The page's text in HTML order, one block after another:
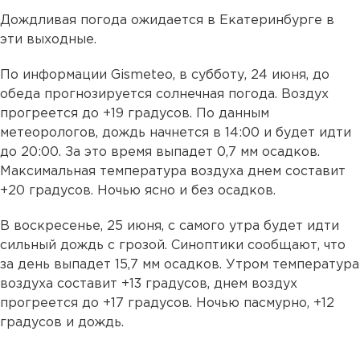
Дождливая погода ожидается в Екатеринбурге в
эти выходные.
По информации Gismeteo, в субботу, 24 июня, до
обеда прогнозируется солнечная погода. Воздух
прогреется до +19 градусов. По данным
метеорологов, дождь начнется в 14:00 и будет идти
до 20:00. За это время выпадет 0,7 мм осадков.
Максимальная температура воздуха днем составит
+20 градусов. Ночью ясно и без осадков.
В воскресенье, 25 июня, с самого утра будет идти
сильный дождь с грозой. Синоптики сообщают, что
за день выпадет 15,7 мм осадков. Утром температура
воздуха составит +13 градусов, днем воздух
прогреется до +17 градусов. Ночью пасмурно, +12
градусов и дождь.